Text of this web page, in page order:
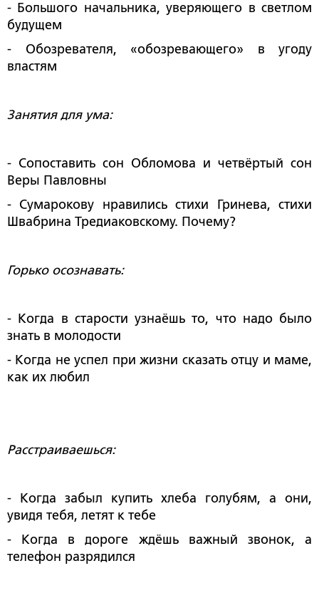
- Большого начальника, уверяющего в светлом
будущем
- Обозревателя, «обозревающего» в угоду
властям
Занятия для ума:
- Сопоставить сон Обломова и четвёртый сон
Веры Павловны
- Сумарокову нравились стихи Гринева, стихи
Швабрина Тредиаковскому. Почему?
Горько осознавать:
- Когда в старости узнаёшь то, что надо было
знать в молодости
- Когда не успел при жизни сказать отцу и маме,
как их любил
Расстраиваешься:
- Когда забыл купить хлеба голубям, а они,
увидя тебя, летят к тебе
- Когда в дороге ждёшь важный звонок, а
телефон разрядился